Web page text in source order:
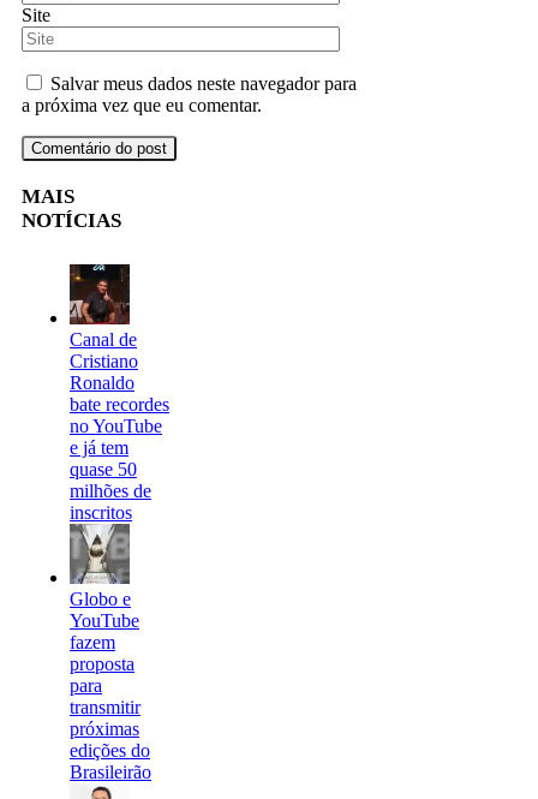
Site
Salvar meus dados neste navegador para
a próxima vez que eu comentar.
MAIS
NOTÍCIAS
Canal de
Cristiano
Ronaldo
bate recordes
no YouTube
e já tem
quase 50
milhões de
inscritos
Globo e
YouTube
fazem
proposta
para
transmitir
próximas
edições do
Brasileirão